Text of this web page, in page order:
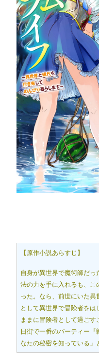
【原作小説あらすじ】
自身が異世界で魔術師だ
法の力を手に入れるも、こ
った。なら、前世にいた
として異世界で冒険者を
ままに冒険者として過ご
日街で一番のパーティー
なたの秘密を知っている